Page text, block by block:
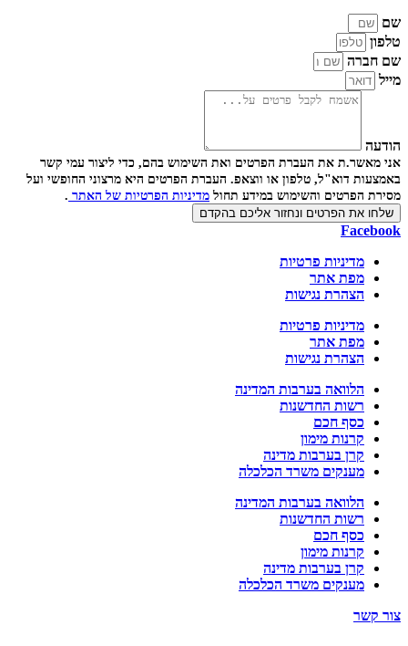
שם
טלפון
שם חברה
מייל
הודעה
אני מאשר.ת את העברת הפרטים ואת השימוש בהם, כדי ליצור עמי קשר
באמצעות דוא"ל, טלפון או ווצאפ. העברת הפרטים היא מרצוני החופשי ועל
מסירת הפרטים והשימוש במידע תחול מדיניות הפרטיות של האתר .
שלחו את הפרטים ונחזור אליכם בהקדם
Facebook
מדיניות פרטיות
מפת אתר
הצהרת נגישות
מדיניות פרטיות
מפת אתר
הצהרת נגישות
הלוואה בערבות המדינה
רשות החדשנות
כסף חכם
קרנות מימון
קרן בערבות מדינה
מענקים משרד הכלכלה
הלוואה בערבות המדינה
רשות החדשנות
כסף חכם
קרנות מימון
קרן בערבות מדינה
מענקים משרד הכלכלה
צור קשר